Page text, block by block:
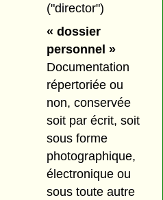
("director")
« dossier
personnel »
Documentation
répertoriée ou
non, conservée
soit par écrit, soit
sous forme
photographique,
électronique ou
sous toute autre